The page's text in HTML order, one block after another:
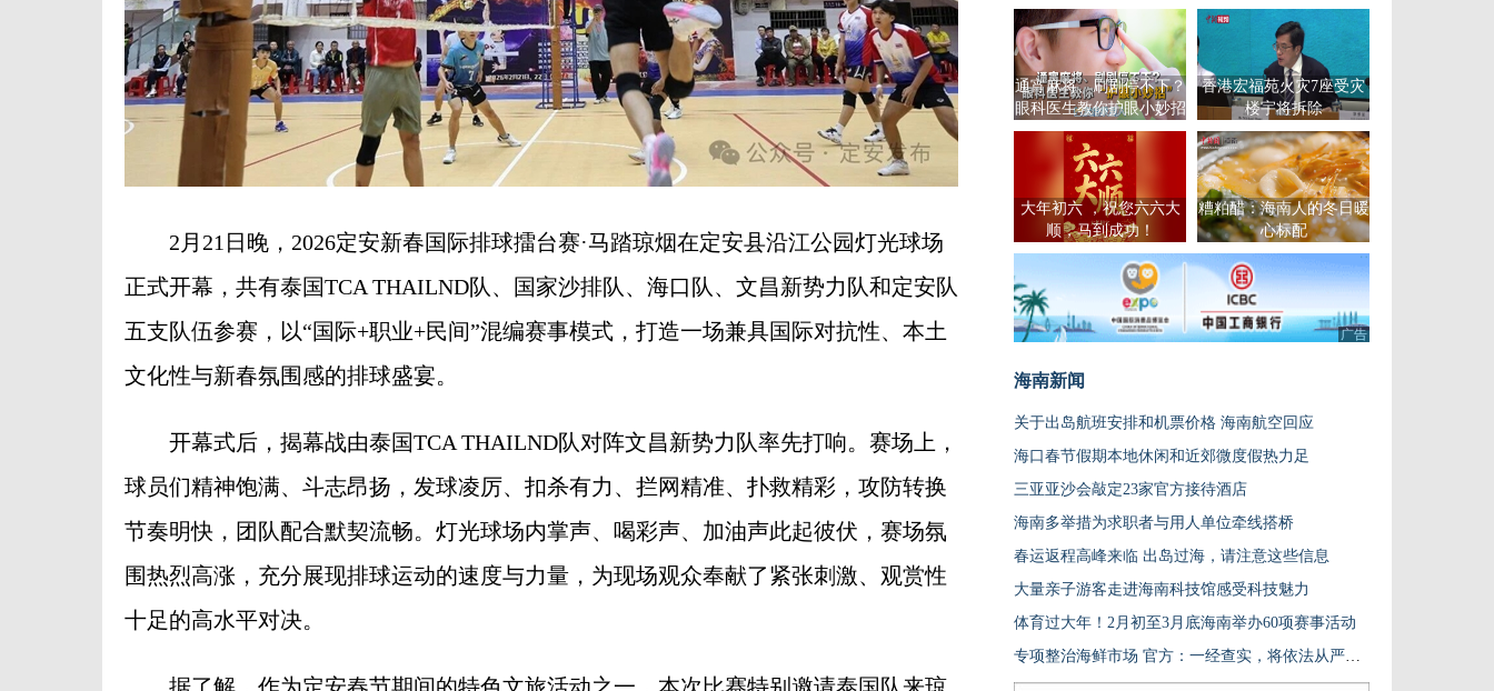
2月21日晚，2026定安新春国际排球擂台赛·马踏琼烟在定安县沿江公园灯光球场
正式开幕，共有泰国TCA THAILND队、国家沙排队、海口队、文昌新势力队和定安队
五支队伍参赛，以“国际+职业+民间”混编赛事模式，打造一场兼具国际对抗性、本土
文化性与新春氛围感的排球盛宴。
开幕式后，揭幕战由泰国TCA THAILND队对阵文昌新势力队率先打响。赛场上，
球员们精神饱满、斗志昂扬，发球凌厉、扣杀有力、拦网精准、扑救精彩，攻防转换
节奏明快，团队配合默契流畅。灯光球场内掌声、喝彩声、加油声此起彼伏，赛场氛
围热烈高涨，充分展现排球运动的速度与力量，为现场观众奉献了紧张刺激、观赏性
十足的高水平对决。
通宵麻将、刷剧停不下？
眼科医生教你护眼小妙招
香港宏福苑火灾7座受灾
楼宇将拆除
大年初六 ，祝您六六大
顺，马到成功！
糟粕醋：海南人的冬日暖
心标配
广告
海南新闻
关于出岛航班安排和机票价格 海南航空回应
海口春节假期本地休闲和近郊微度假热力足
三亚亚沙会敲定23家官方接待酒店
海南多举措为求职者与用人单位牵线搭桥
春运返程高峰来临 出岛过海，请注意这些信息
大量亲子游客走进海南科技馆感受科技魅力
体育过大年！2月初至3月底海南举办60项赛事活动
专项整治海鲜市场 官方：一经查实，将依法从严从重处罚